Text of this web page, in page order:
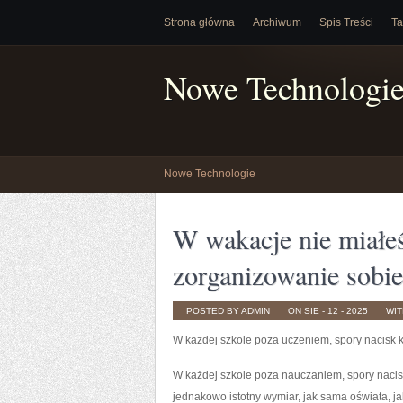
Strona główna Archiwum Spis Treści
Nowe
Nowe Technologie
W wakacje nie
zorganizowanie
POSTED BY ADMIN ON SIE - 12 - 2025
W każdej szkole poza uczeniem, spory nacisk
W każdej szkole poza nauczaniem, spory
jednakowo istotny wymiar, jak sama oświata,